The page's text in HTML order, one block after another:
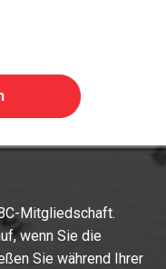
Mitgliedschaft.
wenn Sie die
Sie während Ihrer